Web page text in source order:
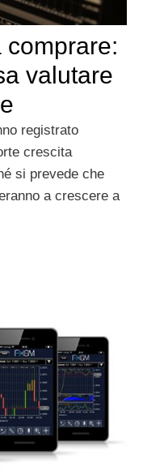
valutare
registrato
crescita
si prevede che
a crescere a